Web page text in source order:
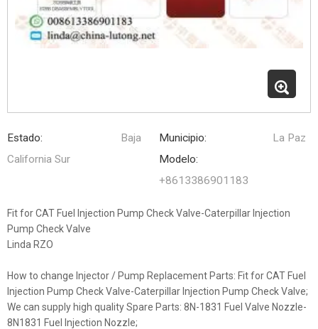
Estado:
Baja
California Sur
Municipio:
La Paz
Modelo:
+8613386901183
Fit for CAT Fuel Injection Pump Check Valve-Caterpillar Injection
Pump Check Valve
Linda RZO
How to change Injector / Pump Replacement Parts: Fit for CAT Fuel
Injection Pump Check Valve-Caterpillar Injection Pump Check Valve;
We can supply high quality Spare Parts: 8N-1831 Fuel Valve Nozzle-
8N1831 Fuel Injection Nozzle;